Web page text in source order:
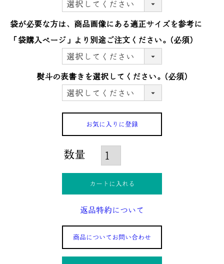
袋が必要な方は、商品画像にある適正サイズを参考に
「袋購入ぺージ」より別途ご注文ください。
(必須)
熨斗の表書きを選択してください。 (必須)
お気に入りに登録
カートに入れる
返品特約について
商品についてお問い合わせ